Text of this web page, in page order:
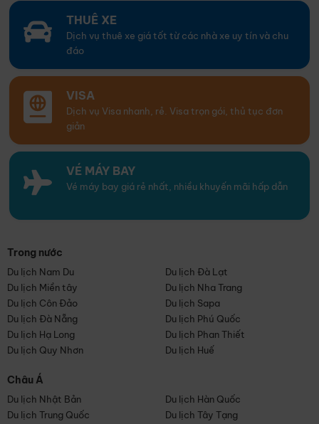
THUÊ XE
Dịch vụ thuê xe giá tốt từ các nhà xe uy tín và chu
đáo
VISA
Dịch vụ Visa nhanh, rẻ. Visa trọn gói, thủ tục đơn
giản
VÉ MÁY BAY
Vé máy bay giá rẻ nhất, nhiều khuyến mãi hấp dẫn
Trong nước
Du lịch Nam Du
Du lịch Đà Lạt
Du lịch Miền tây
Du lịch Nha Trang
Du lịch Côn Đảo
Du lịch Sapa
Du lịch Đà Nẵng
Du lịch Phú Quốc
Du lịch Hạ Long
Du lịch Phan Thiết
Du lịch Quy Nhơn
Du lịch Huế
Châu Á
Du lịch Nhật Bản
Du lịch Hàn Quốc
Du lịch Trung Quốc
Du lịch Tây Tạng